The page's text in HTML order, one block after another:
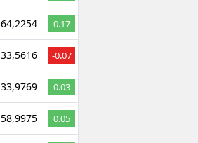
64,2254
0.17
33,5616 -0.07
33,9769 0.03
58,9975 0.05